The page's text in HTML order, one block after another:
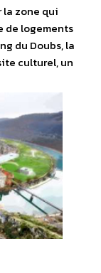
zone qui
de logements
du Doubs, la
culturel, un